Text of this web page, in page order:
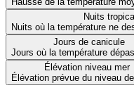
Nuits
Nuits où la température ne
Jours de canicule
Jours où la température
Élévation niveau mer
Élévation prévue du niveau